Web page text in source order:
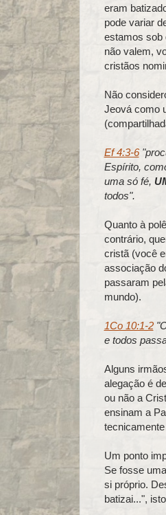
eram
pode variar
estamos sob
não valem,
cristãos
Não
Jeová como
Ef 4:3-6
Espírito,
uma só fé,
todos".
Quanto à
contrário,
cristã (você
associação
passaram
mundo).
1Co 10:1-2
e todos
Alguns
alegação é
ou não a
ensinam a
Um ponto
Se fosse
si próprio.
batizai...",